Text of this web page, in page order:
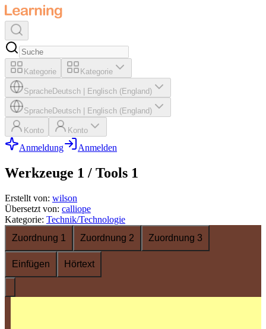
Kategorie Kategorie
SpracheDeutsch Englisch (England)
SpracheDeutsch Englisch (England)
Konto Konto
Anmeldung Anmelden
Werkzeuge 1 / Tools 1
Erstellt von: wilson
Übersetzt von: calliope
Kategorie: Technik/Technologie
Zuordnung 1
Zuordnung 2 Zuordnung 3
Einfügen Hörtext